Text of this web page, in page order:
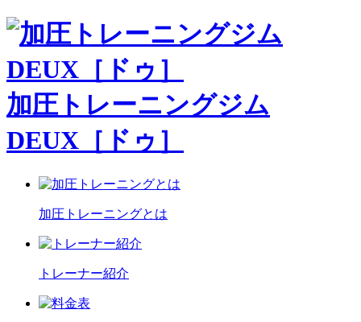
加圧トレーニングジム
DEUX［ドゥ］
加圧トレーニングとは
トレーナー紹介